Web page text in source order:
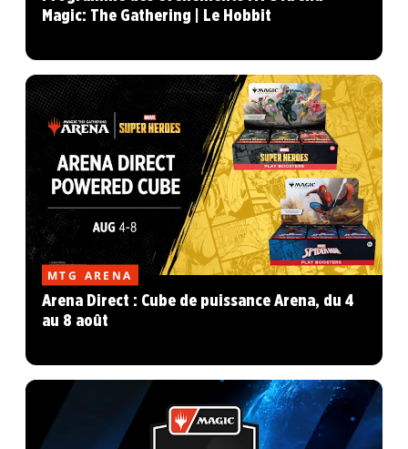
Magic: The Gathering | Le Hobbit
MTG ARENA
Arena Direct : Cube de puissance Arena, du 4
au 8 août